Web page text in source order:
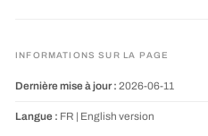
INFORMATIONS SUR LA PAGE
Dernière mise à jour : 2026-06-11
Langue : FR | English version